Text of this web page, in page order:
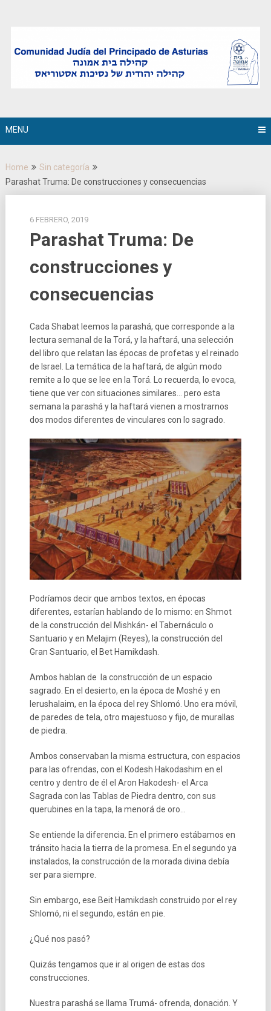
MENU
Home
Sin categoría
Parashat Truma: De construcciones y consecuencias
6 FEBRERO, 2019
Parashat Truma: De
construcciones y
consecuencias
Cada Shabat leemos la parashá, que corresponde a la
lectura semanal de la Torá, y la haftará, una selección
del libro que relatan las épocas de profetas y el reinado
de Israel. La temática de la haftará, de algún modo
remite a lo que se lee en la Torá. Lo recuerda, lo evoca,
tiene que ver con situaciones similares… pero esta
semana la parashá y la haftará vienen a mostrarnos
dos modos diferentes de vinculares con lo sagrado.
Podríamos decir que ambos textos, en épocas
diferentes, estarían hablando de lo mismo: en Shmot
de la construcción del Mishkán- el Tabernáculo o
Santuario y en Melajim (Reyes), la construcción del
Gran Santuario, el Bet Hamikdash.
Ambos hablan de la construcción de un espacio
sagrado. En el desierto, en la época de Moshé y en
Ierushalaim, en la época del rey Shlomó. Uno era móvil,
de paredes de tela, otro majestuoso y fijo, de murallas
de piedra.
Ambos conservaban la misma estructura, con espacios
para las ofrendas, con el Kodesh Hakodashim en el
centro y dentro de él el Aron Hakodesh- el Arca
Sagrada con las Tablas de Piedra dentro, con sus
querubines en la tapa, la menorá de oro…
Se entiende la diferencia. En el primero estábamos en
tránsito hacia la tierra de la promesa. En el segundo ya
instalados, la construcción de la morada divina debía
ser para siempre.
Sin embargo, ese Beit Hamikdash construido por el rey
Shlomó, ni el segundo, están en pie.
¿Qué nos pasó?
Quizás tengamos que ir al origen de estas dos
construcciones.
Nuestra parashá se llama Trumá- ofrenda, donación. Y